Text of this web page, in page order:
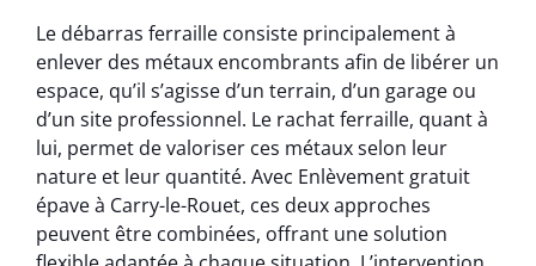
Le débarras ferraille consiste principalement à
enlever des métaux encombrants afin de libérer un
espace, qu’il s’agisse d’un terrain, d’un garage ou
d’un site professionnel. Le rachat ferraille, quant à
lui, permet de valoriser ces métaux selon leur
nature et leur quantité. Avec Enlèvement gratuit
épave à Carry-le-Rouet, ces deux approches
peuvent être combinées, offrant une solution